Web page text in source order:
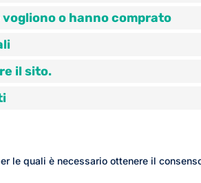
o hanno comprato
il sito.
le quali è necessario ottenere il